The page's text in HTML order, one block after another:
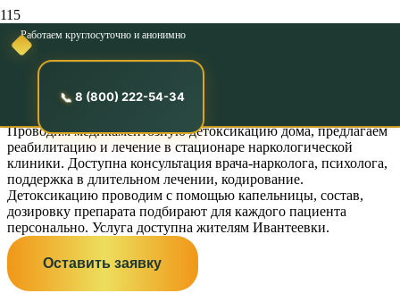
Работаем круглосуточно и анонимно
8 (800) 222-54-34
Детоксикация от
алкоголя в Ивантеевке
Проводим медикаментозную детоксикацию дома, предлагаем
реабилитацию и лечение в стационаре наркологической
клиники. Доступна консультация врача-нарколога, психолога,
поддержка в длительном лечении, кодирование.
Детоксикацию проводим с помощью капельницы, состав,
дозировку препарата подбирают для каждого пациента
персонально. Услуга доступна жителям Ивантеевки.
Оставить заявку